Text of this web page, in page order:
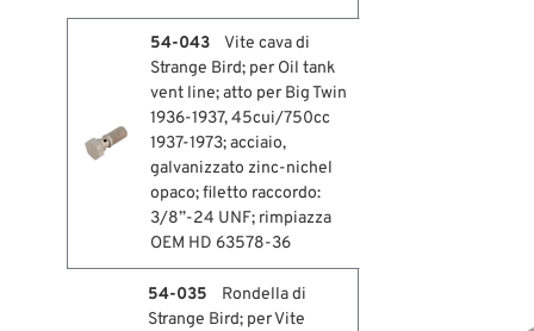
54-043
Vite cava di
Strange Bird; per Oil tank
vent line; atto per Big Twin
1936-1937, 45cui/750cc
1937-1973; acciaio,
galvanizzato zinc-nichel
opaco; filetto raccordo:
3/8”-24 UNF; rimpiazza
OEM HD 63578-36
54-035
Rondella di
Strange Bird; per Vite